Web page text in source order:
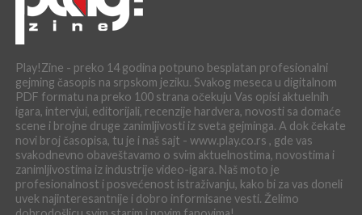
Play!Zine - preko 14 godina potpuno besplatan profesionalni
gejming časopis na srpskom jeziku. Svakog meseca u digitalnom
PDF formatu na preko 100 strana očekuju Vas opisi aktuelnih
igara, intervjui, editorijali, recenzije hardvera, novosti sa domaće
scene i brojne druge zanimljivosti iz sveta gejminga. A dok čekate
novi broj časopisa, tu je i naš sajt - www.play.co.rs , gde vas
svakodnevno obaveštavamo o svim aktuelnostima, novostima i
zanimljivostima iz industrije video-igara. Naš moto je
profesionalnost i posvećenost istraživanju, kako bi za vas doneli
uvek najinteresantnije i dobro informisane vesti. Želimo